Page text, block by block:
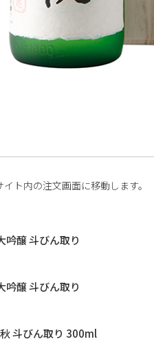
イト内の注文画面に移動します。
吟醸 斗びん取り
吟醸 斗びん取り
斗びん取り 300ml